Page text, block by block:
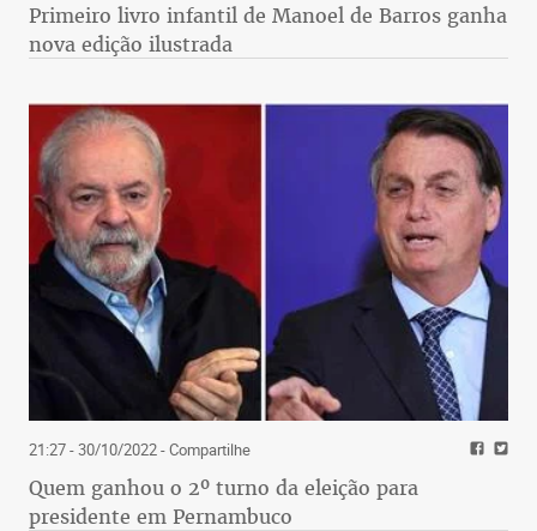
Primeiro livro infantil de Manoel de Barros ganha
nova edição ilustrada
21:27 - 30/10/2022- Compartilhe
Quem ganhou o 2º turno da eleição para
presidente em Pernambuco